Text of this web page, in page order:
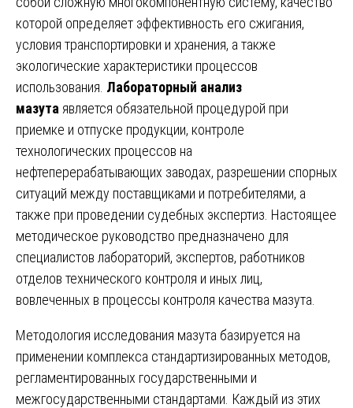
которой определяет эффективность его сжигания,
условия транспортировки и хранения, а также
экологические характеристики процессов
использования. Лабораторный анализ
мазута является обязательной процедурой при
приемке и отпуске продукции, контроле
технологических процессов на
нефтеперерабатывающих заводах, разрешении спорных
ситуаций между поставщиками и потребителями, а
также при проведении судебных экспертиз. Настоящее
методическое руководство предназначено для
специалистов лабораторий, экспертов, работников
отделов технического контроля и иных лиц,
вовлеченных в процессы контроля качества мазута.
Методология исследования мазута базируется на
применении комплекса стандартизированных методов,
регламентированных государственными и
межгосударственными стандартами. Каждый из этих